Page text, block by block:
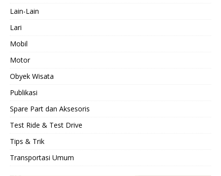
Lain-Lain
Lari
Mobil
Motor
Obyek Wisata
Publikasi
Spare Part dan Aksesoris
Test Ride & Test Drive
Tips & Trik
Transportasi Umum